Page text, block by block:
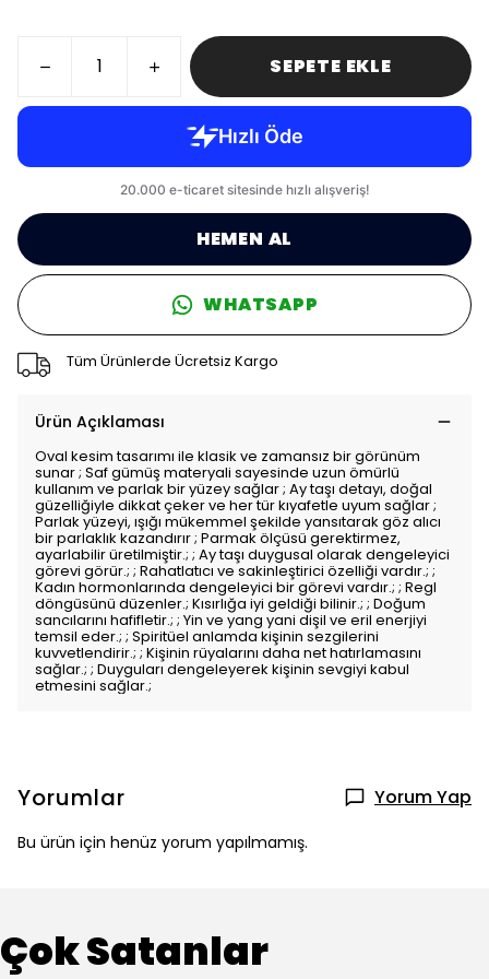
SEPETE EKLE
HEMEN AL
WHATSAPP
Tüm Ürünlerde Ücretsiz Kargo
Ürün Açıklaması
Oval kesim tasarımı ile klasik ve zamansız bir görünüm
sunar ; Saf gümüş materyali sayesinde uzun ömürlü
kullanım ve parlak bir yüzey sağlar ; Ay taşı detayı, doğal
güzelliğiyle dikkat çeker ve her tür kıyafetle uyum sağlar ;
Parlak yüzeyi, ışığı mükemmel şekilde yansıtarak göz alıcı
bir parlaklık kazandırır ; Parmak ölçüsü gerektirmez,
ayarlabilir üretilmiştir.; ; Ay taşı duygusal olarak dengeleyici
görevi görür.; ; Rahatlatıcı ve sakinleştirici özelliği vardır.; ;
Kadın hormonlarında dengeleyici bir görevi vardır.; ; Regl
döngüsünü düzenler.; Kısırlığa iyi geldiği bilinir.; ; Doğum
sancılarını hafifletir.; ; Yin ve yang yani dişil ve eril enerjiyi
temsil eder.; ; Spiritüel anlamda kişinin sezgilerini
kuvvetlendirir.; ; Kişinin rüyalarını daha net hatırlamasını
sağlar.; ; Duyguları dengeleyerek kişinin sevgiyi kabul
etmesini sağlar.;
Yorumlar Yorum Yap
Bu ürün için henüz yorum yapılmamış.
Çok Satanlar